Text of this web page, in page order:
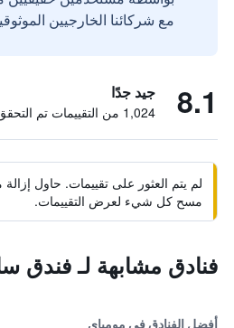
مع شركائنا الخارجيين
8.1 جيد جدًا
1,024 من التقييمات تم التحقق منها
لم يتم العثور على تقييمات. حاول
مسح كل شيء لعرض التقييمات.
فنادق مشابهة لـ فندق
أفضل الفنادق في مومباي